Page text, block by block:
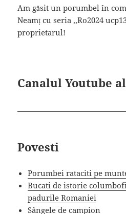
Am găsit un porumbel în
Neamț cu seria ,,Ro2024
proprietarul!
Canalul Youtube
Povesti
Porumbei rataciti pe
Bucati de istorie
padurile Romaniei
Sângele de campion